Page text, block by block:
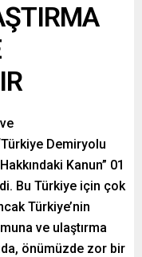
Demiryolu
Kanun” 01
Bu Türkiye için çok
Türkiye’nin
ve ulaştırma
önümüzde zor bir